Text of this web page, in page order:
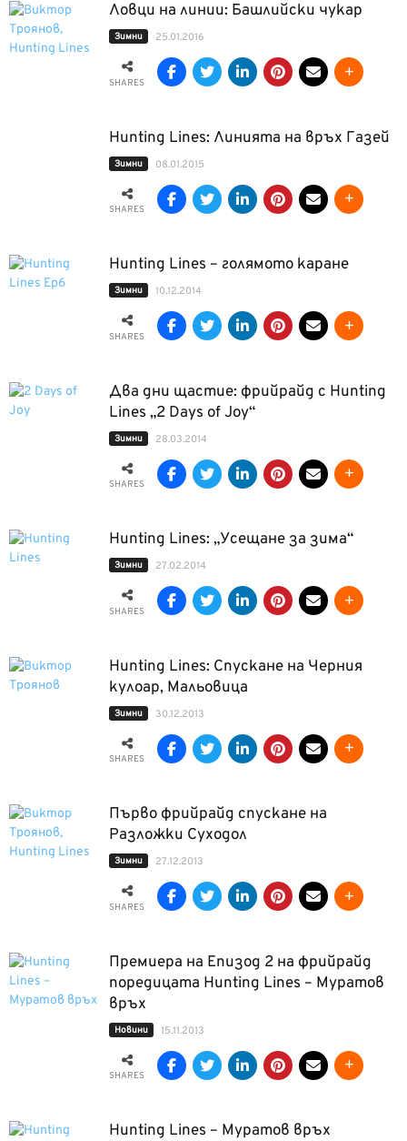
Ловци на линии: Башлийски чукар
Зимни 25.01.2016
SHARES
Hunting Lines: Линията на връх Газей
Зимни 08.01.2015
SHARES
Hunting Lines – голямото каране
Зимни 10.12.2014
SHARES
Два дни щастие: фрийрайд с Hunting
Lines „2 Days of Joy“
Зимни 28.03.2014
SHARES
Hunting Lines: „Усещане за зима“
Зимни 27.02.2014
SHARES
Hunting Lines: Спускане на Черния
кулоар, Мальовица
Зимни 30.12.2013
SHARES
Първо фрийрайд спускане на
Разложки Суходол
Зимни 27.12.2013
SHARES
Премиера на Епизод 2 на фрийрайд
поредицата Hunting Lines – Муратов
връх
Новини 15.11.2013
SHARES
Hunting Lines – Муратов връх